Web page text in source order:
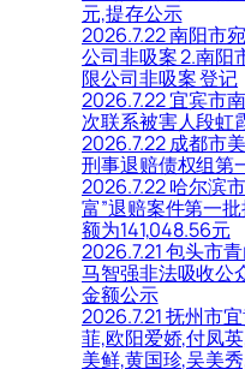
元,提存公示
2026.7.22 南阳市
公司非吸案 2.南阳
限公司非吸案 登记
2026.7.22 宜宾市
次联系被害人段虹
2026.7.22 成都市
刑事退赔债权组第
2026.7.22 哈尔滨
富”退赔案件第一
额为141,048.56元
2026.7.21 包头市
马智强非法吸收公
金额公示
2026.7.21 抚州市
菲,欧阳爱娇,付凤
美鲜,黄国珍,吴美